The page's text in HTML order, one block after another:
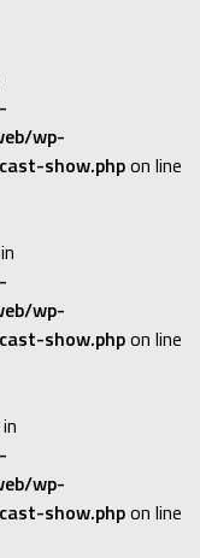
wp-
show.phpon line
wp-
show.phpon line
wp-
show.phpon line